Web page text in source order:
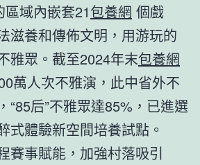
域內嵌套21包養網 個戲
滋養和傳佈文明，用游玩的
雅眾。截至2024年末包養網
萬人次不雅演，此中省外不
“85后”不雅眾達85%，已進選
式體驗新空間培養試點。
賽事賦能，加強村落吸引